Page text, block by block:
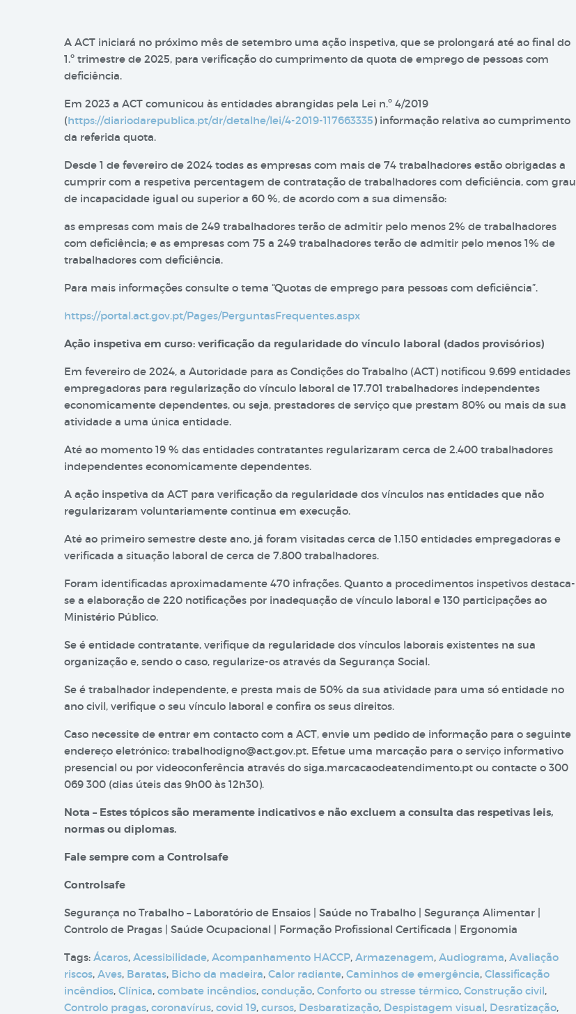
A ACT iniciará no próximo mês de setembro uma ação inspetiva, que se prolongará até ao final do
1.º trimestre de 2025, para verificação do cumprimento da quota de emprego de pessoas com
deficiência.
Em 2023 a ACT comunicou às entidades abrangidas pela Lei n.º 4/2019​
(https://diariodarepublica.pt/dr/detalhe/lei/4-2019-117663335) informação relativa ao cumprimento
da referida quota.
Desde 1 de fevereiro de 2024 todas as empresas com mais de 74 trabalhadores estão obrigadas a
cumprir com a respetiva percentagem de contratação de trabalhadores com deficiência, com grau
de incapacidade igual ou superior a 60 %, de acordo com a sua dimensão:
as empresas com mais de 249 trabalhadores terão de admitir pelo menos 2% de trabalhadores
com deficiência; e as empresas com 75 a 249 trabalhadores terão de admitir pelo menos 1% de
trabalhadores com deficiência.
Para mais informações consulte o tema “Quotas de emprego para pessoas com deficiência”.
https://portal.act.gov.pt/Pages/PerguntasFrequentes.aspx
Ação inspetiva em curso: verificação da regularidade do vínculo laboral (dados provisórios)
Em fevereiro de 2024, a Autoridade para as Condições do Trabalho (ACT) notificou 9.699 entidades
empregadoras para regularização do vínculo laboral de 17.701 trabalhadores independentes
economicamente dependentes, ou seja, prestadores de serviço que prestam 80% ou mais da sua
atividade a uma única entidade.
Até ao momento 19 % das entidades contratantes regularizaram cerca de 2.400 trabalhadores
independentes economicamente dependentes.
A ação inspetiva da ACT para verificação da regularidade dos vínculos nas entidades que não
regularizaram voluntariamente continua em execução.
Até ao primeiro semestre deste ano, já foram visitadas cerca de 1.150 entidades empregadoras e
verificada a situação laboral de cerca de 7.800 trabalhadores.
Foram identificadas aproximadamente 470 infrações. Quanto a procedimentos inspetivos destaca-
se a elaboração de 220 notificações por inadequação de vínculo laboral e 130 participações ao
Ministério Público.
Se é entidade contratante, verifique da regularidade dos vínculos laborais existentes na sua
organização e, sendo o caso, regularize-os através da Segurança Social.
Se é trabalhador independente, e presta mais de 50% da sua atividade para uma só entidade no
ano civil, verifique o seu vínculo laboral e confira os seus direitos.
Caso necessite de entrar em contacto com a ACT, envie um pedido de informação para o seguinte
endereço eletrónico: trabalhodigno@act.gov.pt. Efetue uma marcação para o serviço informativo
presencial ou por videoconferência através do siga.marcacaodeatendimento.pt ou contacte o 300
069 300 (dias úteis das 9h00 às 12h30).​
Nota – Estes tópicos são meramente indicativos e não excluem a consulta das respetivas leis,
normas ou diplomas.
Fale sempre com a Controlsafe
Controlsafe
Segurança no Trabalho – Laboratório de Ensaios | Saúde no Trabalho | Segurança Alimentar |
Controlo de Pragas | Saúde Ocupacional | Formação Profissional Certificada | Ergonomia
Tags: Ácaros, Acessibilidade, Acompanhamento HACCP, Armazenagem, Audiograma, Avaliação
riscos, Aves, Baratas, Bicho da madeira, Calor radiante, Caminhos de emergência, Classificação
incêndios, Clínica, combate incêndios, condução, Conforto ou stresse térmico, Construção civil,
Controlo pragas, coronavírus, covid 19, cursos, Desbaratização, Despistagem visual, Desratização,